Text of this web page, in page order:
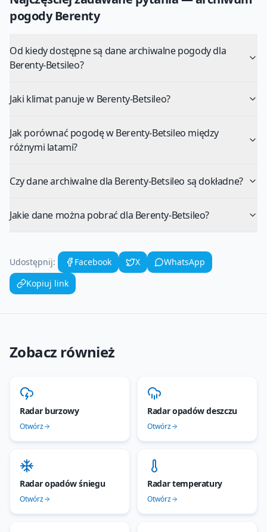
pogodyBerenty
Od kiedy dostępne są dane archiwalne pogody dla
Berenty-Betsileo?
Jaki klimat panuje w Berenty-Betsileo?
Jak porównać pogodę w Berenty-Betsileo między
różnymi latami?
Czy dane archiwalne dla Berenty-Betsileo są dokładne?
Jakie dane można pobrać dla Berenty-Betsileo?
Udostępnij: Facebook X
WhatsApp
Kopiuj link
Zobacz również
Radar burzowy
Otwórz
Radar opadów deszczu
Otwórz
Radar opadów śniegu
Otwórz
Radar temperatury
Otwórz